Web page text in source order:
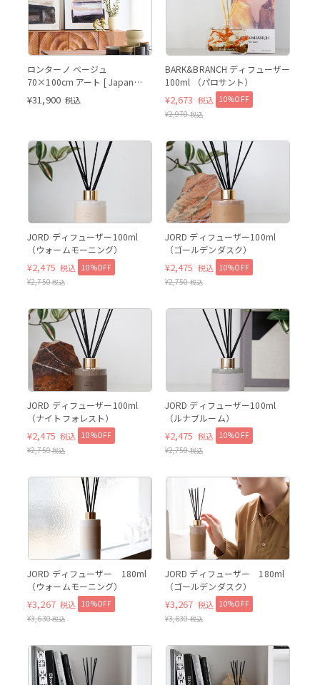
ロンターノ ベージュ
70×100cm アート [ Japan
Limited ]
¥31,900 税込
BARK&BRANCH ディフューザー
100ml （パロサント）
¥2,673 税込 10%OFF
¥2,970税込
ウォームモーニング
JORD ディフューザー100ml
（ウォームモーニング）
¥2,475 税込 10%OFF
¥2,750税込
JORD ディフューザー100ml
（ゴールデンダスク）
¥2,475 税込
10%OFF
¥2,750税込
ナイトフォレスト
JORD ディフューザー100ml
（ナイトフォレスト）
¥2,475 税込 10%OFF
¥2,750税込
JORD ディフューザー100ml
（ルナブルーム）
¥2,475 税込 10%OFF
¥2,750税込
ウォームモーニング
JORD ディフューザー 180ml
（ウォームモーニング）
¥3,267 税込 10%OFF
¥3,630税込
JORD ディフューザー 180ml
（ゴールデンダスク）
¥3,267 税込 10%OFF
¥3,630税込
ナイトフォレスト